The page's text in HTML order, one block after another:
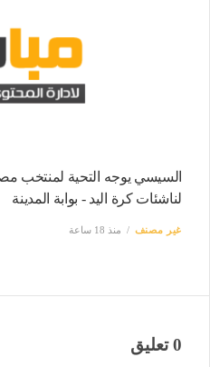
السيسي يوجه التحية لمنتخب
لناشئات كرة اليد - بوابة المدينة
غير مصنف منذ 18 ساعة
0 تعليق